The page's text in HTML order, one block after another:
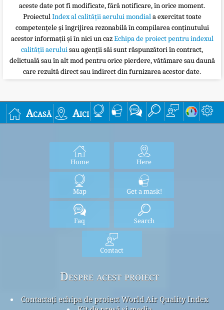
aceste date pot fi modificate, fără notificare, în orice moment.
ProiectulIndex al calității aerului mondiala exercitat toate
competențele și îngrijirea rezonabilă în compilarea conținutului
acestor informații și în nici un cazEchipa de proiect pentru indexul
calității aeruluisau agenții săi sunt răspunzători în contract,
delictuală sau în alt mod pentru orice pierdere, vătămare sau daună
care rezultă direct sau indirect din furnizarea acestor date.
Acasă Aici
Home Here
Map Get a mask!
Faq Search
Contact
Despre acest proiect
Contactați echipa de proiect World Air Quality Index